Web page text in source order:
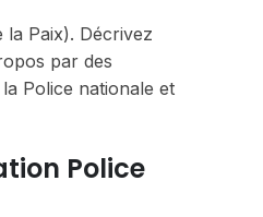
Paix). Décrivez
par des
Police nationale et
Police